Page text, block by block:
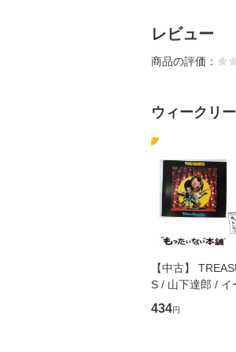
レビュー
商品の評価：
ウィークリ
1
【中古】
S / 山下達郎 / イ
トウエスト・ジ
[CD]【メール便
434円